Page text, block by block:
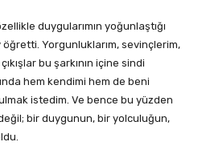
duygularımın yoğunlaştığı
Yorgunluklarım, sevinçlerim,
bu şarkının içine sindi
hem kendimi hem de beni
istedim. Ve bence bu yüzden
bir duygunun, bir yolculuğun,